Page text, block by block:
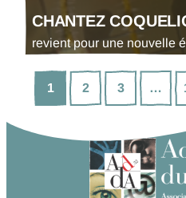
CHANTEZ
revient pour une nouvelle
cette année encore en
l’OCCE du Gers, la
Occitanie. Trois écoles
nouvelle édition : l’école
Ségoufielle et de Sainte-
présenteront leur concert…
1 2 3 …